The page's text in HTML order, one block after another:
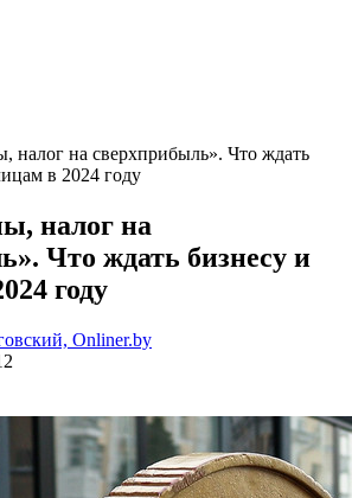
налог на сверхприбыль». Что ждать
в 2024 году
налог на
Что ждать бизнесу и
году
Onliner.by